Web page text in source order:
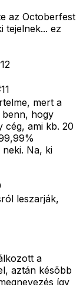
az Octoberfest
tejelnek... ez
12
11
mert a
hogy
cég, ami kb. 20
Na, ki
leszarják,
a
aztán késõbb
így